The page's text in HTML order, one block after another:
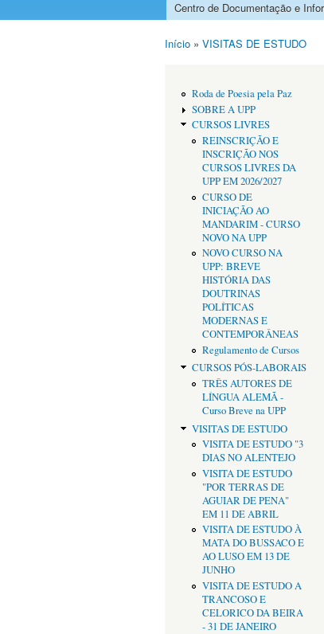
Menu principal
Centro de Documentação e
Início » VISITAS DE ESTUDO
Roda de Poesia pela Paz
SOBRE A UPP
CURSOS LIVRES
REINSCRIÇÃO E
INSCRIÇÃO NOS
CURSOS LIVRES DA
UPP EM 2026/2027
CURSO DE
INICIAÇÃO AO
MANDARIM - CURSO
NOVO NA UPP
NOVO CURSO NA
UPP: BREVE
HISTÓRIA DAS
DOUTRINAS
POLÍTICAS
MODERNAS E
CONTEMPORÂNEAS
Regulamento de Cursos
CURSOS PÓS-LABORAIS
TRÊS AUTORES DE
LÍNGUA ALEMÃ -
Curso Breve na UPP
VISITAS DE ESTUDO
VISITA DE ESTUDO "3
DIAS NO ALENTEJO
VISITA DE ESTUDO
"POR TERRAS DE
AGUIAR DE PENA"
EM 11 DE ABRIL
VISITA DE ESTUDO À
MATA DO BUSSACO E
AO LUSO EM 13 DE
JUNHO
VISITA DE ESTUDO A
TRANCOSO E
CELORICO DA BEIRA
- 31 DE JANEIRO